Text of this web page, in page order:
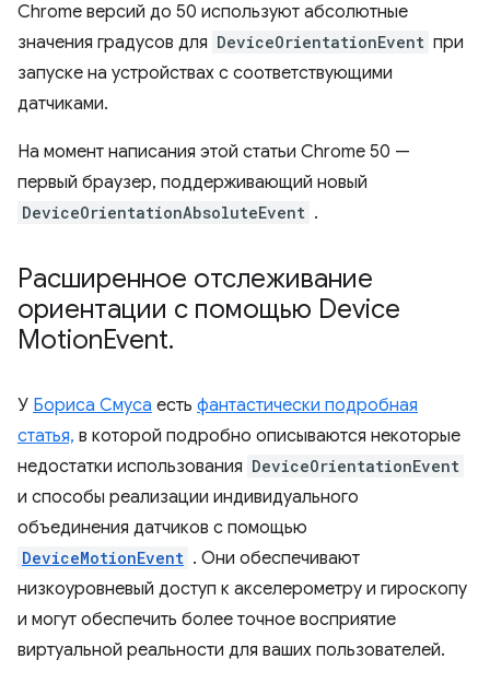
Chrome версий до 50 используют абсолютные
значения градусов для DeviceOrientationEvent при
запуске на устройствах с соответствующими
датчиками.
На момент написания этой статьи Chrome 50 —
первый браузер, поддерживающий новый
DeviceOrientationAbsoluteEvent .
Расширенное отслеживание
ориентации с помощью Device
MotionEvent.
У Бориса Смуса есть фантастически подробная
статья, в которой подробно описываются некоторые
недостатки использования DeviceOrientationEvent
и способы реализации индивидуального
объединения датчиков с помощью
DeviceMotionEvent . Они обеспечивают
низкоуровневый доступ к акселерометру и гироскопу
и могут обеспечить более точное восприятие
виртуальной реальности для ваших пользователей.